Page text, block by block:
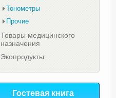
Тонометры
Прочие
Товары медицинского
назначения
Экопродукты
Гостевая книга